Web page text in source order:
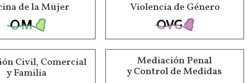
de la Mujer Violencia de Género
Civil, Comercial
y Familia
Mediación Penal
y Control de Medidas